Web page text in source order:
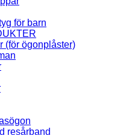
för barn
(för ögonplåster)
resårband